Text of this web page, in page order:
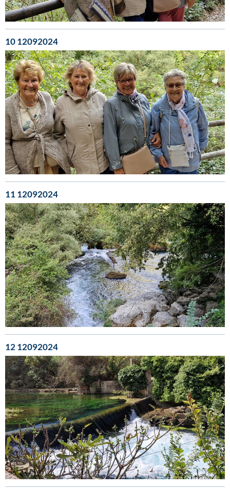
10 12092024
11 12092024
12 12092024